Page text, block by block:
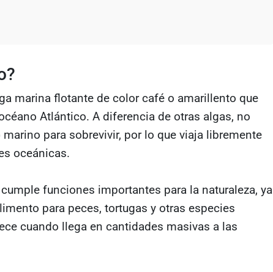
marina flotante de color café o amarillento que
Atlántico. A diferencia de otras algas, no
para sobrevivir, por lo que viaja libremente
oceánicas.
funciones importantes para la naturaleza, ya
para peces, tortugas y otras especies
cuando llega en cantidades masivas a las